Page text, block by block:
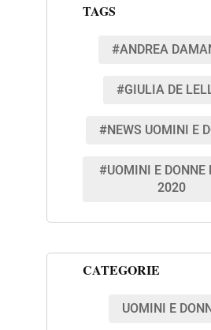
TAGS
#ANDREA
#GIULIA DE
#NEWS UOMINI E
#UOMINI E DONNE
2020
CATEGORIE
UOMINI E